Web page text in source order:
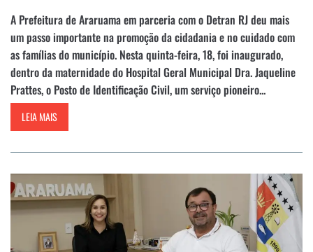
A Prefeitura de Araruama em parceria com o Detran RJ deu mais
um passo importante na promoção da cidadania e no cuidado com
as famílias do município. Nesta quinta-feira, 18, foi inaugurado,
dentro da maternidade do Hospital Geral Municipal Dra. Jaqueline
Prattes, o Posto de Identificação Civil, um serviço pioneiro...
LEIA MAIS